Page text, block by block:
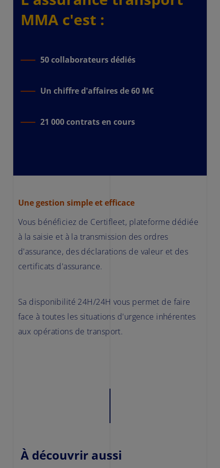
MMA c'est :
50 collaborateurs dédiés
Un chiffre d'affaires de 60 M€
21 000 contrats en cours
Une gestion simple et efficace
Vous bénéficiez de Certifleet, plateforme dédiée
à la saisie et à la transmission des ordres
d'assurance, des déclarations de valeur et des
certificats d'assurance.
Sa disponibilité 24H/24H vous permet de faire
face à toutes les situations d'urgence inhérentes
aux opérations de transport.
À découvrir aussi